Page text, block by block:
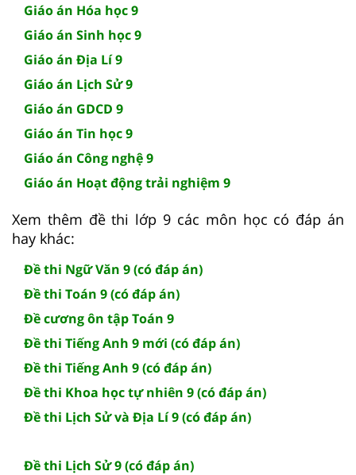
Giáo án Hóa học 9
Giáo án Sinh học 9
Giáo án Địa Lí 9
Giáo án Lịch Sử 9
Giáo án GDCD 9
Giáo án Tin học 9
Giáo án Công nghệ 9
Giáo án Hoạt động trải nghiệm 9
Xem thêm đề thi lớp 9 các môn học có đáp án
hay khác:
Đề thi Ngữ Văn 9 (có đáp án)
Đề thi Toán 9 (có đáp án)
Đề cương ôn tập Toán 9
Đề thi Tiếng Anh 9 mới (có đáp án)
Đề thi Tiếng Anh 9 (có đáp án)
Đề thi Khoa học tự nhiên 9 (có đáp án)
Đề thi Lịch Sử và Địa Lí 9 (có đáp án)
Đề thi Lịch Sử 9 (có đáp án)